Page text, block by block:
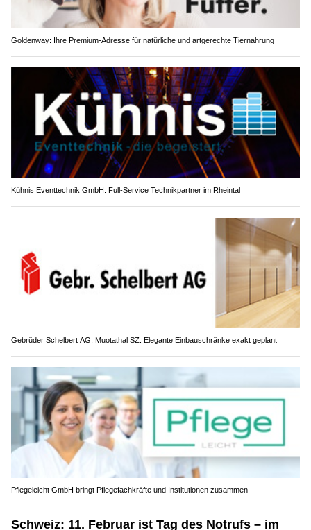
Goldenway: Ihre Premium-Adresse für natürliche und artgerechte Tiernahrung
Kühnis Eventtechnik GmbH: Full-Service Technikpartner im Rheintal
Gebrüder Schelbert AG, Muotathal SZ: Elegante Einbauschränke exakt geplant
Pflegeleicht GmbH bringt Pflegefachkräfte und Institutionen zusammen
Schweiz: 11. Februar ist Tag des Notrufs – im